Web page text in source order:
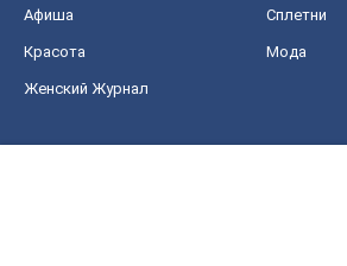
Афиша Сплетни
Красота Мода
Женский Журнал